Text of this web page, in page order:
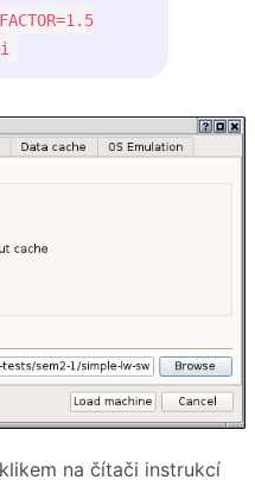
na čítači instrukcí